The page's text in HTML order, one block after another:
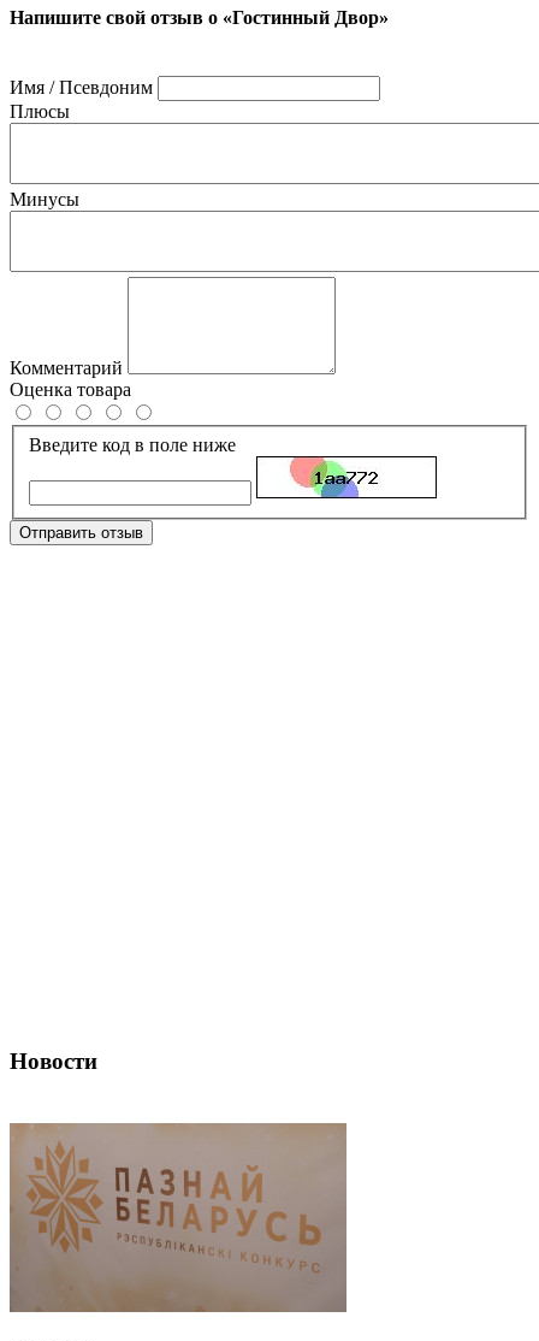
Напишите свой отзыв о «Гостинный Двор»
Имя / Псевдоним
Плюсы
Минусы
Комментарий
Оценка товара
Введите код в поле ниже
Отправить отзыв
Новости